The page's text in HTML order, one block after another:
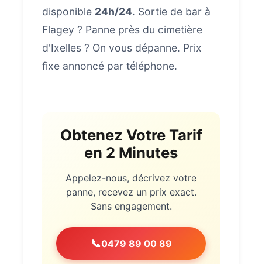
disponible 24h/24. Sortie de bar à
Flagey ? Panne près du cimetière
d'Ixelles ? On vous dépanne. Prix
fixe annoncé par téléphone.
Obtenez Votre Tarif
en 2 Minutes
Appelez-nous, décrivez votre
panne, recevez un prix exact.
Sans engagement.
📞0479 89 00 89